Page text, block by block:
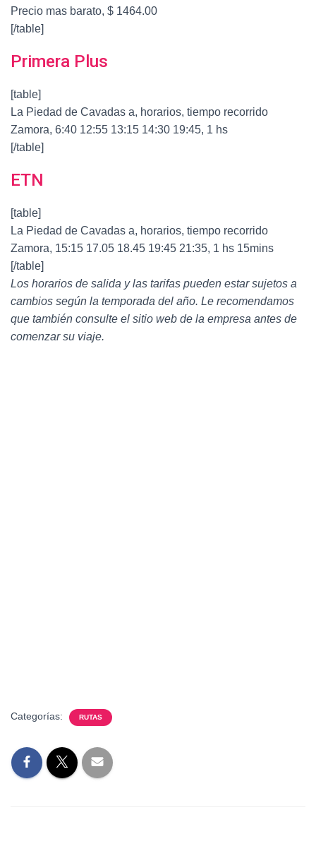
Precio mas barato, $ 1464.00
[/table]
Primera Plus
[table]
La Piedad de Cavadas a, horarios, tiempo recorrido
Zamora, 6:40 12:55 13:15 14:30 19:45, 1 hs
[/table]
ETN
[table]
La Piedad de Cavadas a, horarios, tiempo recorrido
Zamora, 15:15 17.05 18.45 19:45 21:35, 1 hs 15mins
[/table]
Los horarios de salida y las tarifas pueden estar sujetos a
cambios según la temporada del año. Le recomendamos
que también consulte el sitio web de la empresa antes de
comenzar su viaje.
Categorías: RUTAS